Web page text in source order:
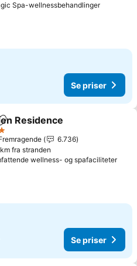
Spa-wellnessbehandlinger
Se priser
Føj til favoritter
Residence
6.736
fra stranden
wellness- og spafaciliteter
Se priser